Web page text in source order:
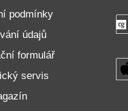
podmínky
údajů
formulář
servis